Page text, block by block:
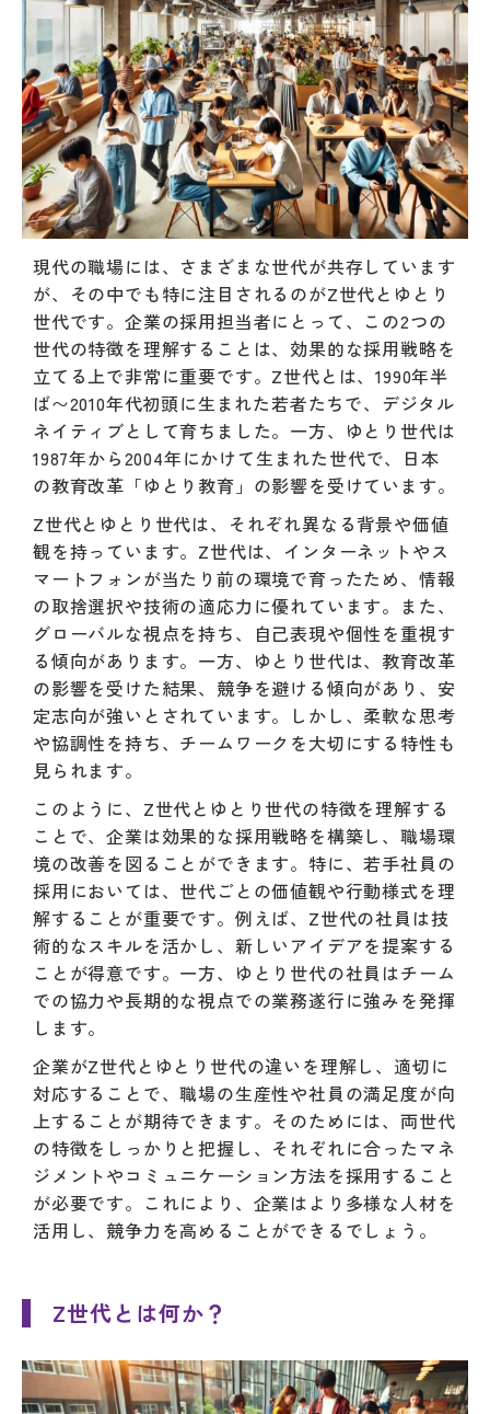
現代の職場には、さまざまな世代が共存しています
が、その中でも特に注目されるのがZ世代とゆとり
世代です。企業の採用担当者にとって、この2つの
世代の特徴を理解することは、効果的な採用戦略を
立てる上で非常に重要です。Z世代とは、1990年半
ば〜2010年代初頭に生まれた若者たちで、デジタル
ネイティブとして育ちました。一方、ゆとり世代は
1987年から2004年にかけて生まれた世代で、日本
の教育改革「ゆとり教育」の影響を受けています。
Z世代とゆとり世代は、それぞれ異なる背景や価値
観を持っています。Z世代は、インターネットやス
マートフォンが当たり前の環境で育ったため、情報
の取捨選択や技術の適応力に優れています。また、
グローバルな視点を持ち、自己表現や個性を重視す
る傾向があります。一方、ゆとり世代は、教育改革
の影響を受けた結果、競争を避ける傾向があり、安
定志向が強いとされています。しかし、柔軟な思考
や協調性を持ち、チームワークを大切にする特性も
見られます。
このように、Z世代とゆとり世代の特徴を理解する
ことで、企業は効果的な採用戦略を構築し、職場環
境の改善を図ることができます。特に、若手社員の
採用においては、世代ごとの価値観や行動様式を理
解することが重要です。例えば、Z世代の社員は技
術的なスキルを活かし、新しいアイデアを提案する
ことが得意です。一方、ゆとり世代の社員はチーム
での協力や長期的な視点での業務遂行に強みを発揮
します。
企業がZ世代とゆとり世代の違いを理解し、適切に
対応することで、職場の生産性や社員の満足度が向
上することが期待できます。そのためには、両世代
の特徴をしっかりと把握し、それぞれに合ったマネ
ジメントやコミュニケーション方法を採用すること
が必要です。これにより、企業はより多様な人材を
活用し、競争力を高めることができるでしょう。
Z世代とは何か？